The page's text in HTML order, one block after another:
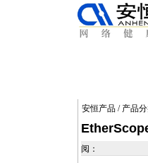
安恒产品 / 产品
阅：